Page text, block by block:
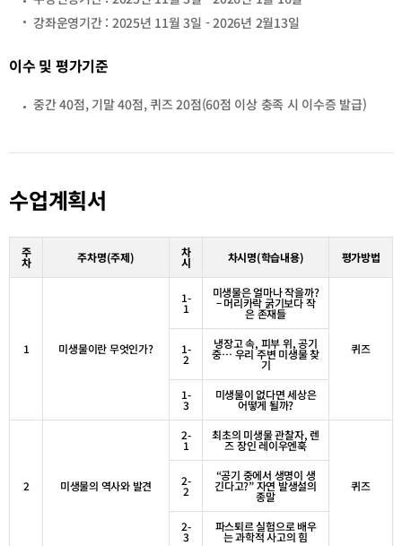
강좌운영기간 : 2025년 11월 3일 - 2026년 2월13일
이수 및 평가기준
중간 40점, 기말 40점, 퀴즈 20점(60점 이상 충족 시 이수증 발급)
수업계획서
주
차 주차명(주제) 차
시 차시명(학습내용) 평가방법
1 미생물이란 무엇인가?
1-
1
미생물은 얼마나 작을까?
– 머리카락 굵기보다 작
은 존재들
퀴즈
1-
2
냉장고 속, 피부 위,공기
중… 우리 주변 미생물 찾
기
1-
3
미생물이 없다면 세상은
어떻게 될까?
2 미생물의 역사와 발견
2-
1
최초의 미생물 관찰자, 렌
즈 장인 레이우엔훅
퀴즈
2-
2
“공기 중에서 생명이 생
긴다고?”자연 발생설의
종말
2-
3
파스퇴르 실험으로 배우
는 과학적 사고의 힘